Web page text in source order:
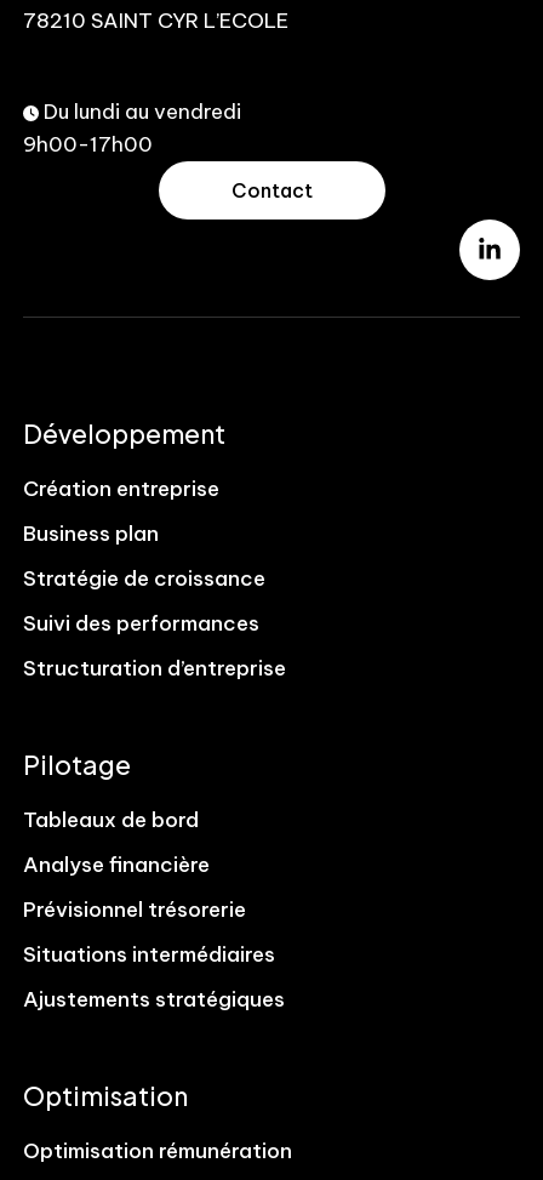
78210 SAINT CYR L’ECOLE
Du lundi au vendredi
9h00-17h00
Contact
Développement
Création entreprise
Business plan
Stratégie de croissance
Suivi des performances
Structuration d’entreprise
Pilotage
Tableaux de bord
Analyse financière
Prévisionnel trésorerie
Situations intermédiaires
Ajustements stratégiques
Optimisation
Optimisation rémunération